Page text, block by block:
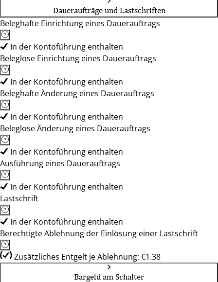
Daueraufträge und Lastschriften
Beleghafte Einrichtung eines Dauerauftrags
In der Kontoführung enthalten
Beleglose Einrichtung eines Dauerauftrags
In der Kontoführung enthalten
Beleghafte Änderung eines Dauerauftrags
In der Kontoführung enthalten
Beleglose Änderung eines Dauerauftrags
In der Kontoführung enthalten
Ausführung eines Dauerauftrags
In der Kontoführung enthalten
Lastschrift
In der Kontoführung enthalten
Berechtigte Ablehnung der Einlösung einer Lastschrift
Zusätzliches Entgelt je Ablehnung: €1.38
Bargeld am Schalter